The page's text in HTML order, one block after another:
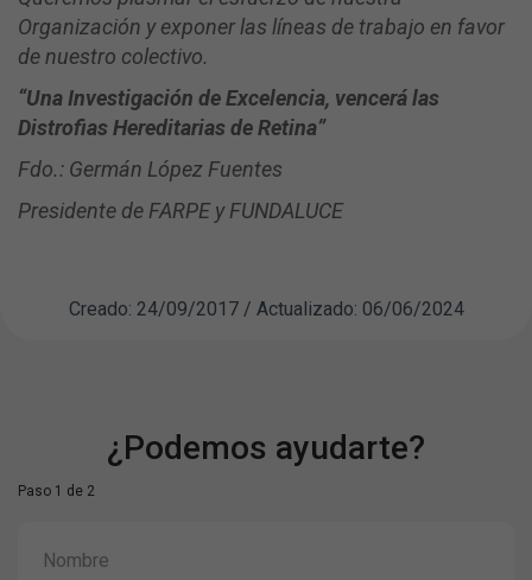
Organización y exponer las líneas de trabajo en favor
de nuestro colectivo.
“Una Investigación de Excelencia, vencerá las
Distrofias Hereditarias de Retina”
Fdo.: Germán López Fuentes
Presidente de FARPE y FUNDALUCE
Creado: 24/09/2017 / Actualizado: 06/06/2024
¿Podemos ayudarte?
Paso 1 de 2